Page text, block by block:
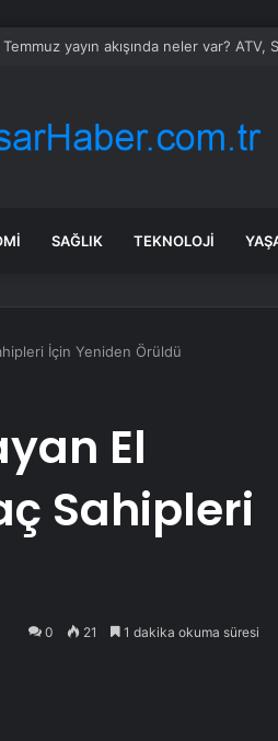
yayın akışında neler var?
SAĞLIK TEKNOLOJI
İçin Yeniden Örüldü
El
Sahipleri
0 21 1 dakika okuma süresi